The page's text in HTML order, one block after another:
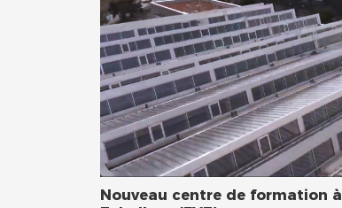
Nouveau centre de formation à